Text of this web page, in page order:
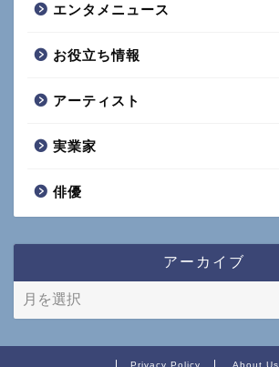
エンタメニュース
お役立ち情報
アーティスト
実業家
俳優
アーカイブ
Privacy Policy About Us